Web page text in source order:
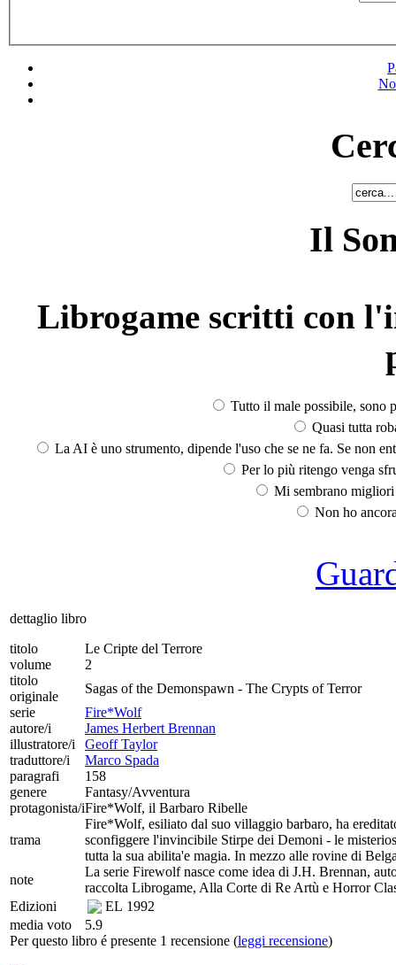
Il
Librogame scritti con
Tutto il male possibile, sono
Quasi tutta
La AI è uno strumento, dipende l'uso che se ne fa. Se non
Per lo più ritengo venga
Mi sembrano
Non ho
dettaglio libro
titolo
Le Cripte del Terrore
volume
2
titolo
originale
Sagas of the Demonspawn - The Crypts of Terror
serie
Fire*Wolf
autore/i
James Herbert Brennan
illustratore/i
Geoff Taylor
traduttore/i
Marco Spada
paragrafi
158
genere
Fantasy/Avventura
protagonista/iFire*Wolf, il Barbaro Ribelle
trama
Fire*Wolf, esiliato dal suo villaggio barbaro, ha
sconfiggere l'invincibile Stirpe dei Demoni - le
tutta la sua abilita'e magia. In mezzo alle rovine di
note
La serie Firewolf nasce come idea di J.H. Brennan,
raccolta Librogame, Alla Corte di Re Artù e Horror
Edizioni
EL 1992
media voto
5.9
Per questo libro é presente 1 recensione (leggi recensione)